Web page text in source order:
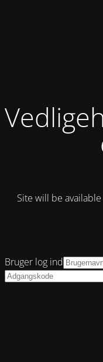
Site will be
Bruger log ind